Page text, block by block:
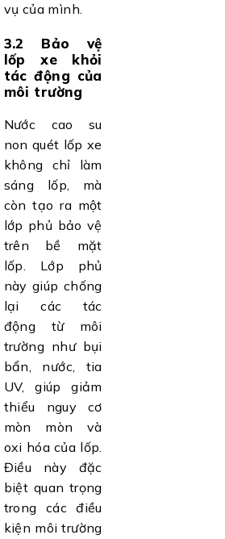
vụ của mình.
3.2 Bảo vệ
lốp xe khỏi
tác động của
môi trường
Nước cao su
non quét lốp xe
không chỉ làm
sáng lốp, mà
còn tạo ra một
lớp phủ bảo vệ
trên bề mặt
lốp. Lớp phủ
này giúp chống
lại các tác
động từ môi
trường như bụi
bẩn, nước, tia
UV, giúp giảm
thiểu nguy cơ
mòn mòn và
oxi hóa của lốp.
Điều này đặc
biệt quan trọng
trong các điều
kiện môi trường